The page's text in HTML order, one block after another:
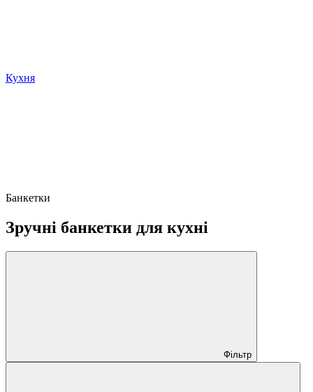
Кухня
Банкетки
Зручні банкетки для кухні
Фільтр